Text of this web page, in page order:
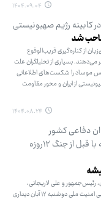
۱۴۰۴.۰۹.۰۴
در کابینه رژیم صهیونیستی
شد
از کناره‌گیری قریب‌الوقوع
بسیاری از تحلیلگران علت
موساد را شکست‌های اطلاعاتی
از ایران و محور مقاومت
۱۴۰۴.۰۸.۲۴
دفاعی کشور
قابل‌مقایسه با قبل از جنگ ۱۲روزه
رئیس‌جمهور و علی لاریجانی،
رئیس شورای عالی امنیت ملی دوشنبه ۱۲ آبان دیداری